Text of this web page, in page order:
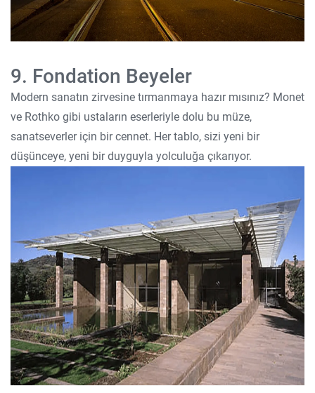
9. Fondation Beyeler
Modern sanatın zirvesine tırmanmaya hazır mısınız? Monet
ve Rothko gibi ustaların eserleriyle dolu bu müze,
sanatseverler için bir cennet. Her tablo, sizi yeni bir
düşünceye, yeni bir duyguyla yolculuğa çıkarıyor.